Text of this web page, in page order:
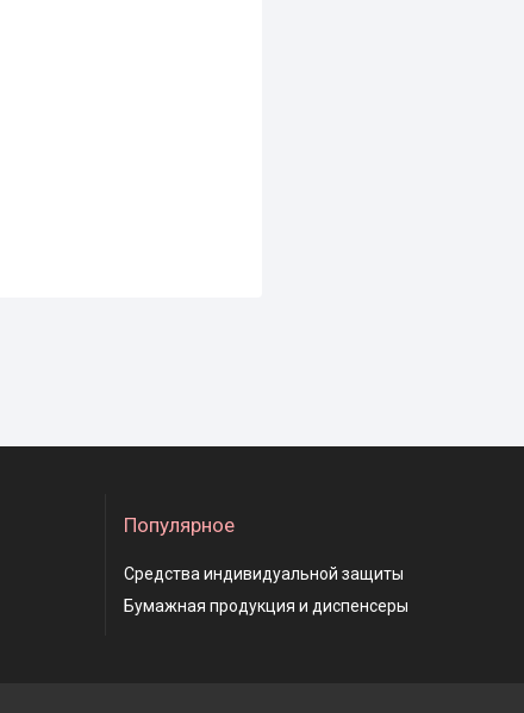
Популярное
Средства индивидуальной защиты
Бумажная продукция и диспенсеры